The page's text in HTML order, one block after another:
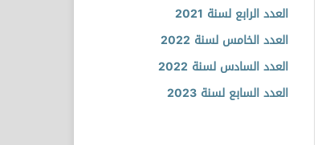
العدد الرابع لسنة 2021
العدد الخامس لسنة 2022
العدد السادس لسنة 2022
العدد السابع لسنة 2023